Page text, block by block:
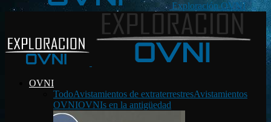
Exploración OVNI
OVNI
TodoAvistamientos de extraterrestresAvistamientos
OVNIOVNIs en la antigüedad